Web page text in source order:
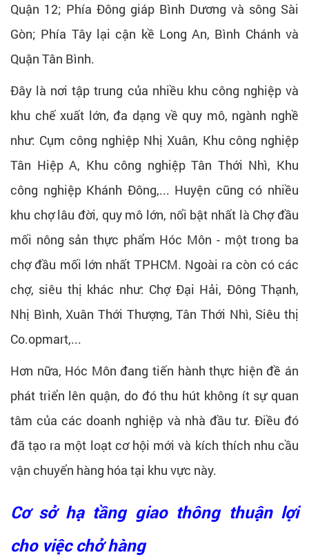
Quận 12; Phía Đông giáp Bình Dương và sông Sài
Gòn; Phía Tây lại cận kề Long An, Bình Chánh và
Quận Tân Bình.
Đây là nơi tập trung của nhiều khu công nghiệp và
khu chế xuất lớn, đa dạng về quy mô, ngành nghề
như: Cụm công nghiệp Nhị Xuân, Khu công nghiệp
Tân Hiệp A, Khu công nghiệp Tân Thới Nhì, Khu
công nghiệp Khánh Đông,... Huyện cũng có nhiều
khu chợ lâu đời, quy mô lớn, nổi bật nhất là Chợ đầu
mối nông sản thực phẩm Hóc Môn - một trong ba
chợ đầu mối lớn nhất TPHCM. Ngoài ra còn có các
chợ, siêu thị khác như: Chợ Đại Hải, Đông Thạnh,
Nhị Bình, Xuân Thới Thượng, Tân Thới Nhì, Siêu thị
Co.opmart,...
Hơn nữa, Hóc Môn đang tiến hành thực hiện đề án
phát triển lên quận, do đó thu hút không ít sự quan
tâm của các doanh nghiệp và nhà đầu tư. Điều đó
đã tạo ra một loạt cơ hội mới và kích thích nhu cầu
vận chuyển hàng hóa tại khu vực này.
Cơ sở hạ tầng giao thông thuận lợi
cho việc chở hàng